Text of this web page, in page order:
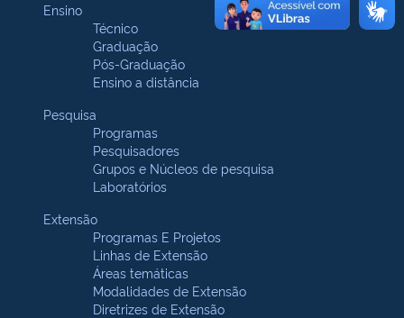
Ensino
Técnico
Graduação
Pós-Graduação
Ensino a distância
Pesquisa
Programas
Pesquisadores
Grupos e Núcleos de pesquisa
Laboratórios
Extensão
Programas E Projetos
Linhas de Extensão
Áreas temáticas
Modalidades de Extensão
Diretrizes de Extensão